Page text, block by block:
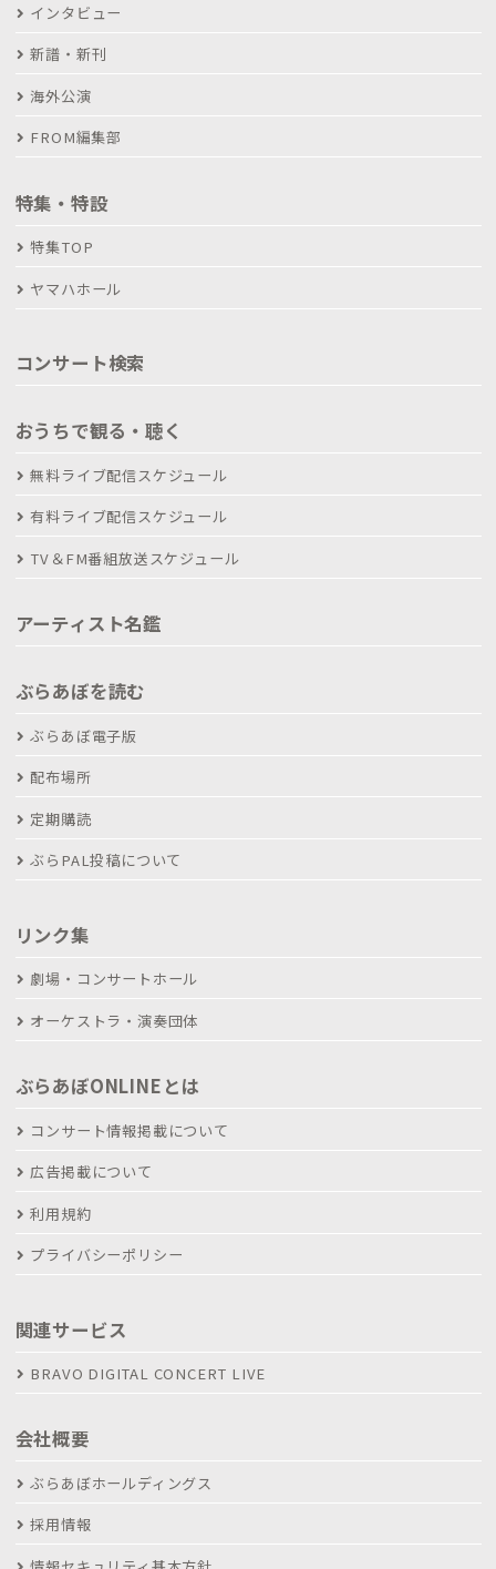
インタビュー
新譜・新刊
海外公演
FROM編集部
特集・特設
特集TOP
ヤマハホール
コンサート検索
おうちで観る・聴く
無料ライブ配信スケジュール
有料ライブ配信スケジュール
TV＆FM番組放送スケジュール
アーティスト名鑑
ぶらあぼを読む
ぶらあぼ電子版
配布場所
定期購読
ぶらPAL投稿について
リンク集
劇場・コンサートホール
オーケストラ・演奏団体
ぶらあぼONLINEとは
コンサート情報掲載について
広告掲載について
利用規約
プライバシーポリシー
関連サービス
BRAVO DIGITAL CONCERT LIVE
会社概要
ぶらあぼホールディングス
採用情報